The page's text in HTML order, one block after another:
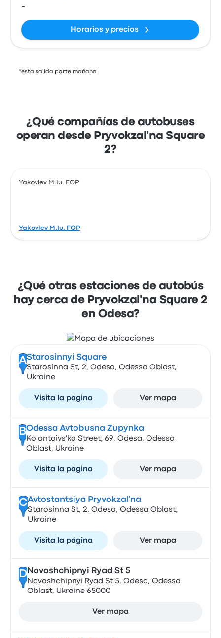
-
Horarios y precios
*esta salida parte mañana
¿Qué compañías de autobuses
operan desde Pryvokzal'na Square
2?
Yakovlev M.Iu. FOP
Yakovlev M.Iu. FOP
¿Qué otras estaciones de autobús
hay cerca de Pryvokzal'na Square 2
en Odesa?
AStarosinnyi Square
Starosinna St, 2, Odesa, Odessa Oblast,
Ukraine
Visita la página Ver mapa
BOdessa Avtobusna Zupynka
Kolontaivs'ka Street, 69, Odesa, Odessa
Oblast, Ukraine
Visita la página Ver mapa
CAvtostantsiya Pryvokzalʹna
Starosinna St, 2, Odesa, Odessa Oblast,
Ukraine
Visita la página Ver mapa
DNovoshchipnyi Ryad St 5
Novoshchipnyi Ryad St 5, Odesa, Odessa
Oblast, Ukraine 65000
Ver mapa